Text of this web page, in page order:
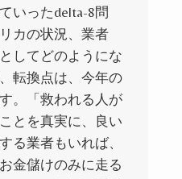
いったdelta-8問
カの状況、業者
してどのようにな
転換点は、今年の
。
「救われる人が
とを真実に、良い
る業者もいれば、
金儲けのみに走る